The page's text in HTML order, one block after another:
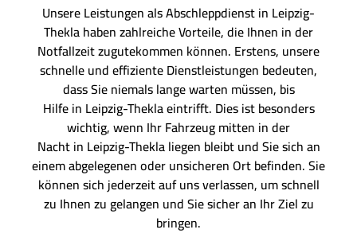
Unsere Leistungen als Abschleppdienst in Leipzig-
Thekla haben zahlreiche Vorteile, die Ihnen in der
Notfallzeit zugutekommen können. Erstens, unsere
schnelle und effiziente Dienstleistungen bedeuten,
dass Sie niemals lange warten müssen, bis
Hilfe in Leipzig-Thekla eintrifft. Dies ist besonders
wichtig, wenn Ihr Fahrzeug mitten in der
Nacht in Leipzig-Thekla liegen bleibt und Sie sich an
einem abgelegenen oder unsicheren Ort befinden. Sie
können sich jederzeit auf uns verlassen, um schnell
zu Ihnen zu gelangen und Sie sicher an Ihr Ziel zu
bringen.